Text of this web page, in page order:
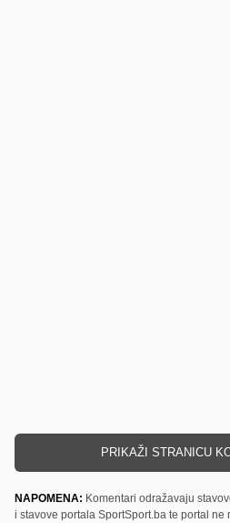
PRIKAŽI STRANICU
NAPOMENA: Komentari odražavaju
i stavove portala SportSport.ba te portal ne